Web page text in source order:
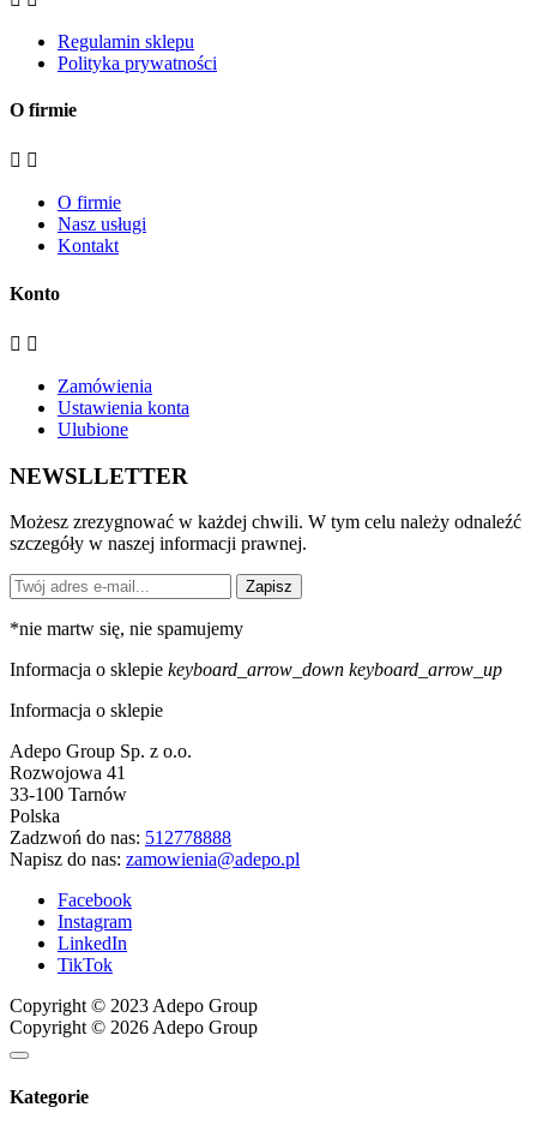
Regulamin sklepu
Polityka prywatności
O firmie
 
O firmie
Nasz usługi
Kontakt
Konto
 
Zamówienia
Ustawienia konta
Ulubione
NEWSLLETTER
Możesz zrezygnować w każdej chwili. W tym celu należy odnaleźć
szczegóły w naszej informacji prawnej.
Zapisz
*nie martw się, nie spamujemy
Informacja o sklepie keyboard_arrow_down keyboard_arrow_up
Informacja o sklepie
Adepo Group Sp. z o.o.
Rozwojowa 41
33-100 Tarnów
Polska
Zadzwoń do nas: 512778888
Napisz do nas: zamowienia@adepo.pl
Facebook
Instagram
LinkedIn
TikTok
Copyright © 2023 Adepo Group
Copyright © 2026 Adepo Group
Kategorie